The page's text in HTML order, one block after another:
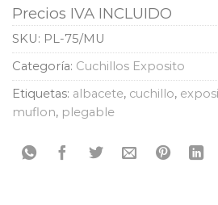
Precios IVA INCLUIDO
SKU: PL-75/MU
Categoría: Cuchillos Exposito
Etiquetas: albacete, cuchillo,
muflon, plegable